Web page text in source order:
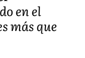
en el
más que